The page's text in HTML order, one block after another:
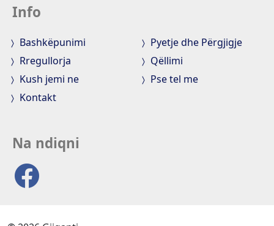
Info
Bashkëpunimi
Pyetje dhe Përgjigje
Rregullorja
Qëllimi
Kush jemi ne
Pse tel me
Kontakt
Na ndiqni